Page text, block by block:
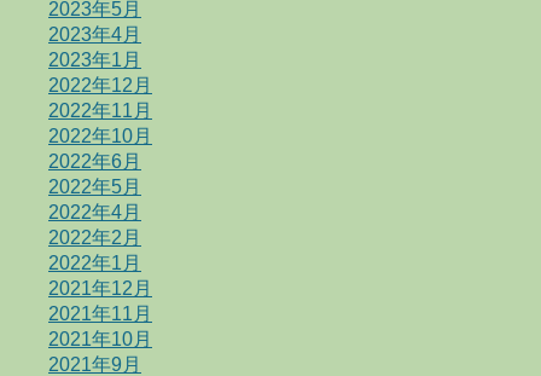
2023年5月
2023年4月
2023年1月
2022年12月
2022年11月
2022年10月
2022年6月
2022年5月
2022年4月
2022年2月
2022年1月
2021年12月
2021年11月
2021年10月
2021年9月